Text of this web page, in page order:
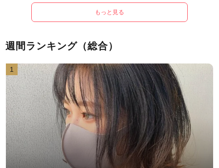
もっと見る
週間ランキング（総合）
1